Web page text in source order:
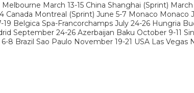
March 13-15 China Shanghai (Sprint)
Canada Montreal (Sprint) June 5-7 Monaco Monaco
Belgica Spa-Francorchamps July 24-26 Hungria
September 24-26 Azerbaijan Baku October 9-11
Brazil Sao Paulo November 19-21 USA Las